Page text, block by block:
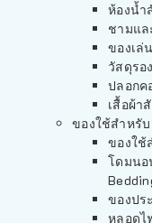
ห้องน้ำ
ชามแล
ของเล่
วัสดุรอ
ปลอกค
เสื้อผ้า
ของใช้สำหรับ
ของใช้
โดมนอ
ของปร
หลอดไ